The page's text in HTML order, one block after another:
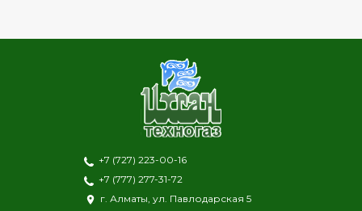
+7 (727) 223-00-16
+7 (777) 277-31-72
г. Алматы, ул. Павлодарская 5